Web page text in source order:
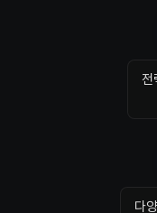
전
다